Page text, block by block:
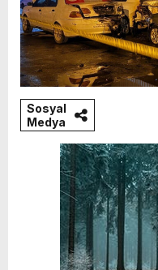
Sosyal
Medya